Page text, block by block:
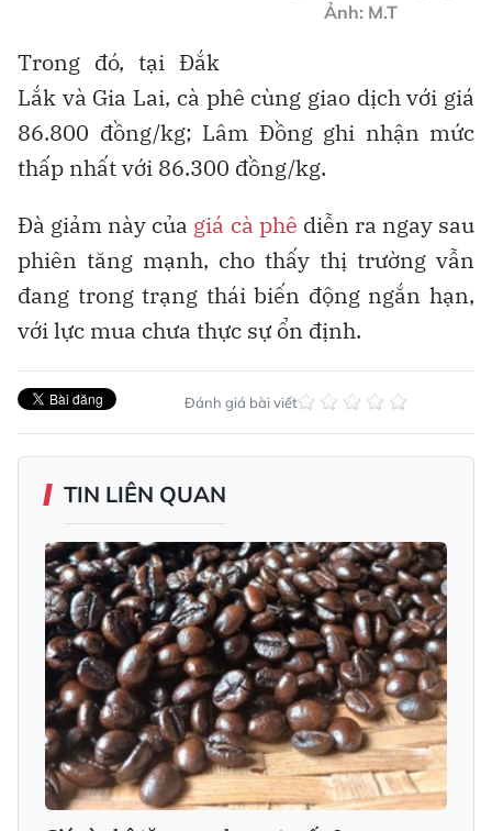
Ảnh: M.T
Trong đó, tại Đắk
Lắk và Gia Lai, cà phê cùng giao dịch với giá
86.800 đồng/kg; Lâm Đồng ghi nhận mức
thấp nhất với 86.300 đồng/kg.
Đà giảm này của giá cà phê diễn ra ngay sau
phiên tăng mạnh, cho thấy thị trường vẫn
đang trong trạng thái biến động ngắn hạn,
với lực mua chưa thực sự ổn định.
Đánh giá bài viết
TIN LIÊN QUAN